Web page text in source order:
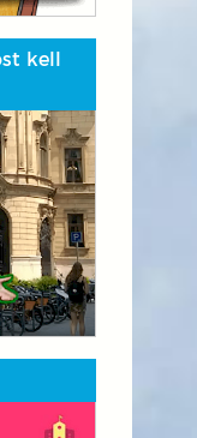
kell